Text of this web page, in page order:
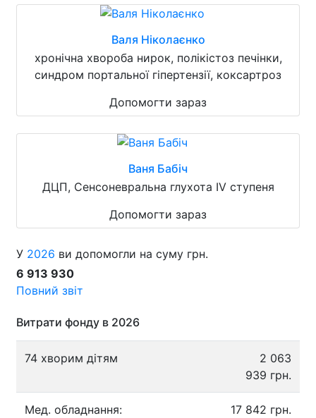
Валя Ніколаєнко
хронічна хвороба нирок, полікістоз печінки,
синдром портальної гіпертензії, коксартроз
Допомогти зараз
Ваня Бабіч
ДЦП, Сенсоневральна глухота IV ступеня
Допомогти зараз
У 2026 ви допомогли на суму грн.
6 913 930
Повний звіт
Витрати фонду в 2026
74 хворим дітям
2 063
939 грн.
Мед. обладнання: 17 842 грн.